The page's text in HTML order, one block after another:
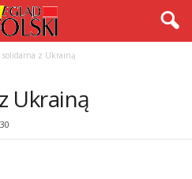
solidarna z Ukrainą
Ukrainą